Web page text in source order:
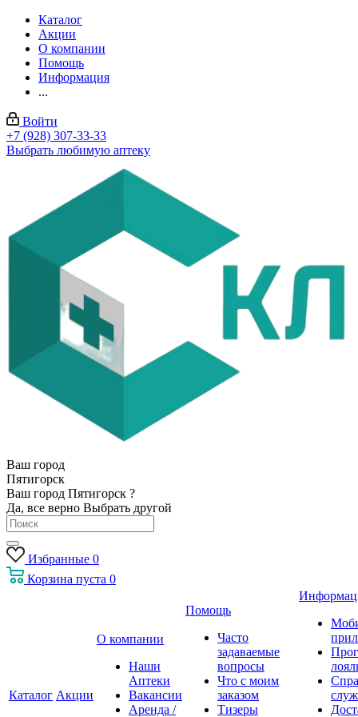
Каталог
Акции
О компании
Помощь
Информация
...
Войти
+7 (928) 307-33-33
Выбрать любимую аптеку
Ваш город
Пятигорск
Ваш город Пятигорск ?
Да, все верно Выбрать другой
Избранные 0
Корзина пуста 0
Каталог Акции
О компании
Наши
Аптеки
Вакансии
Аренда /
Помощь
Часто
задаваемые
вопросы
Что с моим
заказом
Тизеры